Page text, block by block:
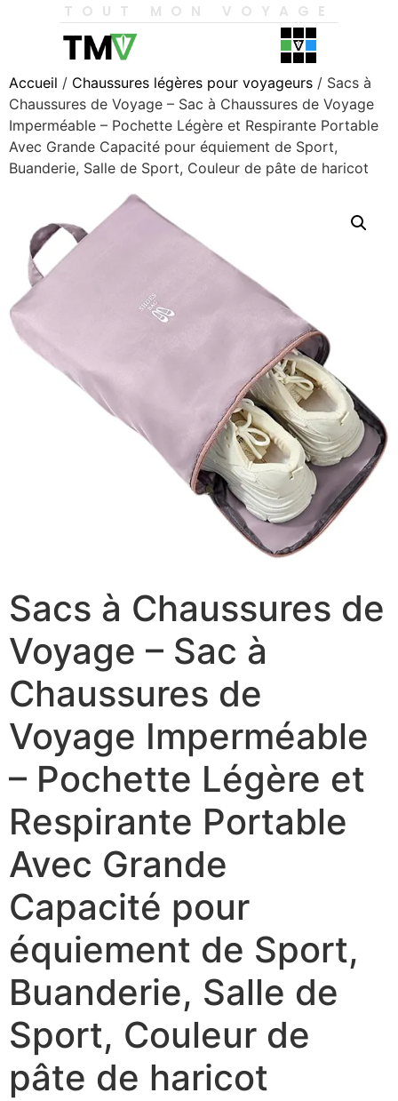
TOUT MON VOYAGE
Accueil / Chaussures légères pour voyageurs / Sacs à
Chaussures de Voyage – Sac à Chaussures de Voyage
Imperméable – Pochette Légère et Respirante Portable
Avec Grande Capacité pour équiement de Sport,
Buanderie, Salle de Sport, Couleur de pâte de haricot
Sacs à Chaussures de
Voyage – Sac à
Chaussures de
Voyage Imperméable
– Pochette Légère et
Respirante Portable
Avec Grande
Capacité pour
équiement de Sport,
Buanderie, Salle de
Sport, Couleur de
pâte de haricot